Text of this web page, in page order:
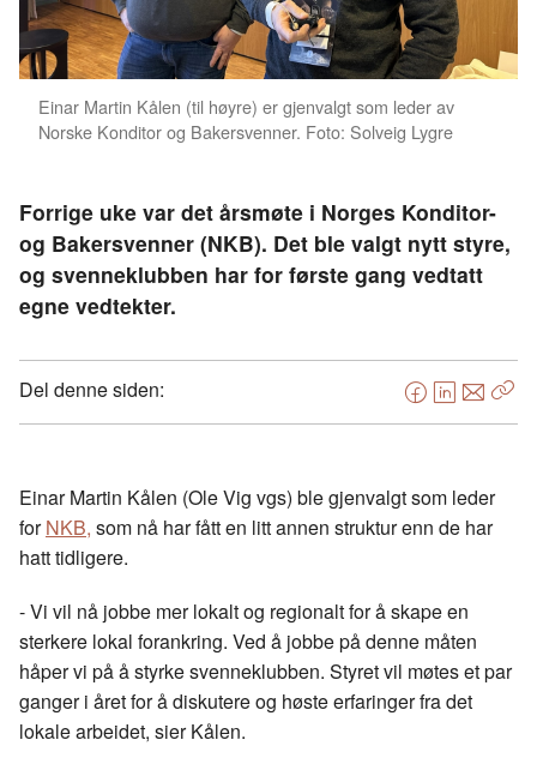
Einar Martin Kålen (til høyre) er gjenvalgt som leder av
Norske Konditor og Bakersvenner. Foto: Solveig Lygre
Forrige uke var det årsmøte i Norges Konditor-
og Bakersvenner (NKB). Det ble valgt nytt styre,
og svenneklubben har for første gang vedtatt
egne vedtekter.
Del denne siden:
F
a
e
b
k
L
i
k
e
n
E
-
o
s
Einar Martin Kålen (Ole Vig vgs) ble gjenvalgt som leder
forNKB, som nå har fått en litt annen struktur enn de har
hatt tidligere.
- Vi vil nå jobbe mer lokalt og regionalt for å skape en
sterkere lokal forankring. Ved å jobbe på denne måten
håper vi på å styrke svenneklubben. Styret vil møtes et par
ganger i året for å diskutere og høste erfaringer fra det
lokale arbeidet, sier Kålen.